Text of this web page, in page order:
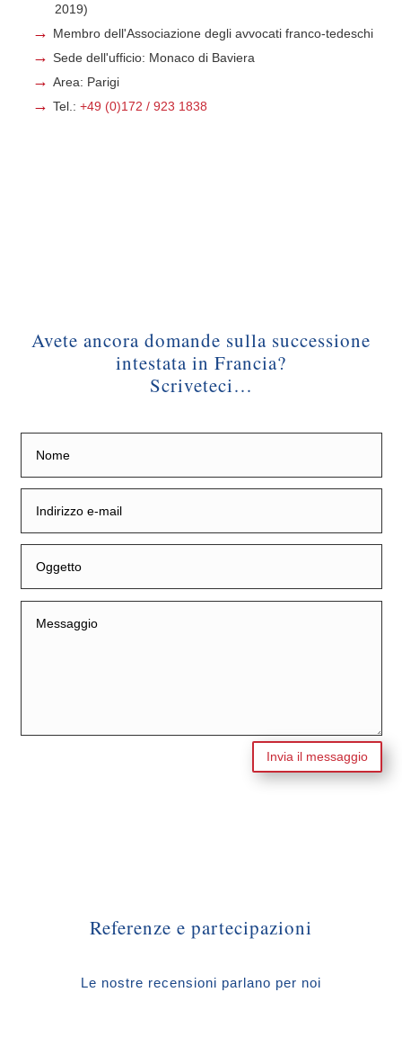
2019)
Membro dell'Associazione degli avvocati franco-tedeschi
Sede dell'ufficio: Monaco di Baviera
Area: Parigi
Tel.:+49 (0)172 / 923 1838
Avete ancora domande sulla successione
intestata in Francia?
Scriveteci…
Invia il messaggio
Referenze e partecipazioni
Le nostre recensioni parlano per noi